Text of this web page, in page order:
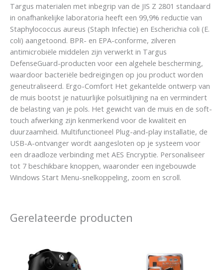
Targus materialen met inbegrip van de JIS Z 2801 standaard
in onafhankelijke laboratoria heeft een 99,9% reductie van
Staphylococcus aureus (Staph Infectie) en Escherichia coli (E.
coli) aangetoond. BPR- en EPA-conforme, zilveren
antimicrobiële middelen zijn verwerkt in Targus
DefenseGuard-producten voor een algehele bescherming,
waardoor bacteriële bedreigingen op jou product worden
geneutraliseerd. Ergo-Comfort Het gekantelde ontwerp van
de muis bootst je natuurlijke polsuitlijning na en vermindert
de belasting van je pols. Het gewicht van de muis en de soft-
touch afwerking zijn kenmerkend voor de kwaliteit en
duurzaamheid. Multifunctioneel Plug-and-play installatie, de
USB-A-ontvanger wordt aangesloten op je systeem voor
een draadloze verbinding met AES Encryptie. Personaliseer
tot 7 beschikbare knoppen, waaronder een ingebouwde
Windows Start Menu-snelkoppeling, zoom en scroll.
Gerelateerde producten